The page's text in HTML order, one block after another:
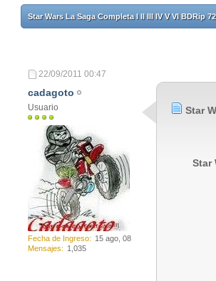
Star Wars La Saga Completa I II III IV V VI BDRip
22/09/2011 00:47
cadagoto
Usuario
Fecha de Ingreso
15 ago, 08
Mensajes
1,035
Star
Star